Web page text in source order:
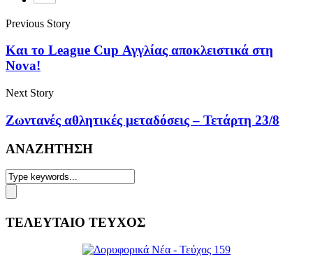
Previous Story
Και το League Cup Αγγλίας αποκλειστικά στη
Nova!
Next Story
Ζωντανές αθλητικές μεταδόσεις – Τετάρτη 23/8
ΑΝΑΖΗΤΗΣΗ
ΤΕΛΕΥΤΑΙΟ ΤΕΥΧΟΣ